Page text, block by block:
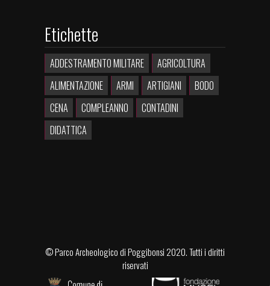
Etichette
ADDESTRAMENTO MILITARE
AGRICOLTURA
ALIMENTAZIONE
ARMI ARTIGIANI
BODO
CENA
COMPLEANNO
CONTADINI
DIDATTICA
©Parco Archeologico di Poggibonsi2020. Tutti i diritti
riservati